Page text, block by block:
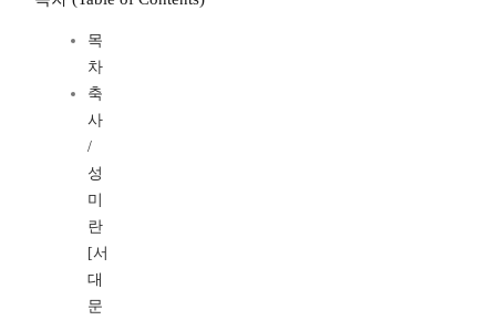
목
차
축
사
/
성
미
란
[서
대
문